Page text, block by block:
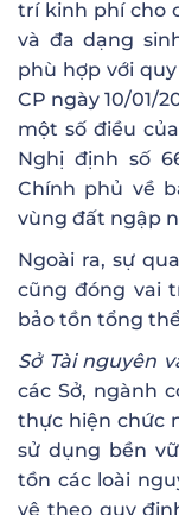
trí kinh phí cho
và đa dạng
phù hợp với
CP ngày 10/01/
một số điều
Nghị định số
Chính phủ về
vùng đất ngập
Ngoài ra, sự
cũng đóng vai
bảo tồn tổng
Sở Tài nguyên
các Sở, ngành
thực hiện chức
sử dụng bền
tồn các loài
vệ theo quy